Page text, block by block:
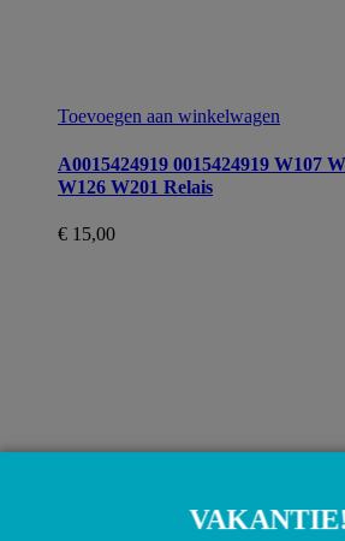
Toevoegen aan winkelwagen
A0015424919 0015424919 W107
W126 W201 Relais
€ 15,00